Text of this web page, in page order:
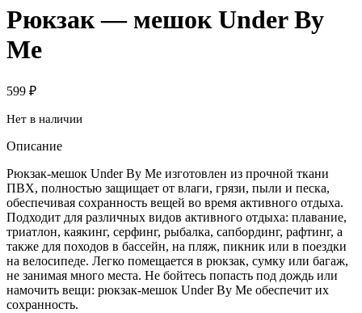
Рюкзак — мешок Under By
Me
599 ₽
Нет в наличии
Описание
Рюкзак-мешок Under By Me изготовлен из прочной ткани
ПВХ, полностью защищает от влаги, грязи, пыли и песка,
обеспечивая сохранность вещей во время активного отдыха.
Подходит для различных видов активного отдыха: плавание,
триатлон, каякинг, серфинг, рыбалка, сапбординг, рафтинг, а
также для походов в бассейн, на пляж, пикник или в поездки
на велосипеде. Легко помещается в рюкзак, сумку или багаж,
не занимая много места. Не бойтесь попасть под дождь или
намочить вещи: рюкзак-мешок Under By Me обеспечит их
сохранность.